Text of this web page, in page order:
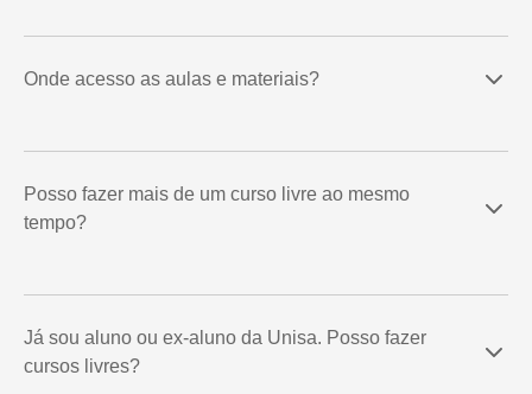
Onde acesso as aulas e materiais?
Posso fazer mais de um curso livre ao mesmo
tempo?
Já sou aluno ou ex-aluno da Unisa. Posso fazer
cursos livres?